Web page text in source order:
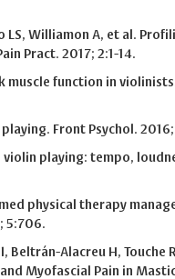
LS, Williamon A, et al.
Pract. 2017; 2:1-14.
muscle function in
Front Psychol.
playing: tempo,
physical therapy
5:706.
Alacreu H, Touche
Myofascial Pain in